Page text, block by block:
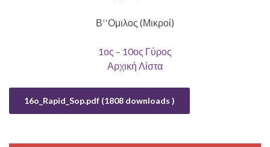
Β’ ‘Ομιλος (Μικροί)
1ος – 10ος Γύρος
Αρχική Λίστα
16o_Rapid_Sop.pdf (1808 downloads )